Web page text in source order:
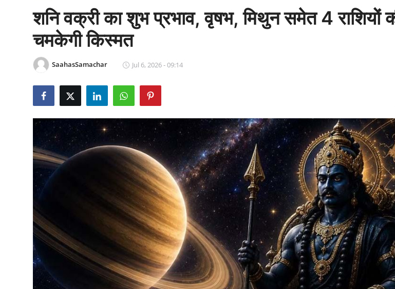
शनि वक्री का शुभ प्रभाव, वृषभ, मिथुन समेत 4 राशियों
चमकेगी किस्मत
SaahasSamachar Jul 6, 2026 - 09:14